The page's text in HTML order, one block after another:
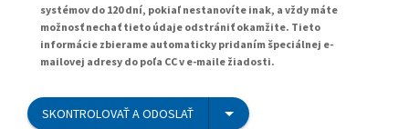
systémov do 120 dní, pokiaľ nestanovíte inak, a vždy máte
možnosť nechať tieto údaje odstrániť okamžite. Tieto
informácie zbierame automaticky pridaním špeciálnej e-
mailovej adresy do poľa CC v e-maile žiadosti.
SKONTROLOVAŤ A ODOSLAŤ